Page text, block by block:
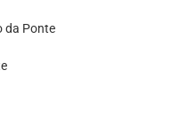
da Ponte